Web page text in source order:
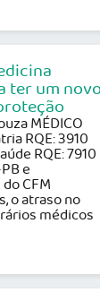
ter um novo
MÉDICO
RQE: 3910
RQE: 7910
e
CFM
o atraso no
médicos